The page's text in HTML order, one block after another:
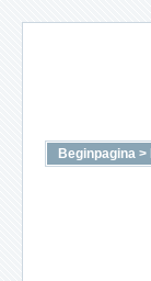
Beginpagina >